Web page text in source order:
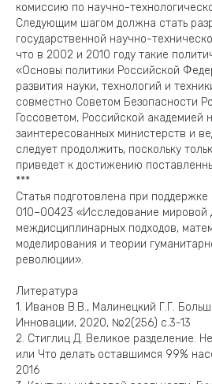
комиссию по научно-
Следующим шагом должна стать
государственной научно-
что в 2002 и 2010 году такие
«Основы политики Российской
развития науки, технологий и
совместно Советом Безопасности
Госсоветом, Российской академией
заинтересованных министерств и
следует продолжить, поскольку
приведет к достижению
***
Статья подготовлена при
010–00423 «Исследование мировой
междисциплинарных подходов,
моделирования и теории
революции».
Литература
1. Иванов В.В., Малинецкий Г.Г.
Инновации, 2020, №2(256) с.3-13
2. Стиглиц Д. Великое разделение.
или Что делать оставшимся 99%
2016